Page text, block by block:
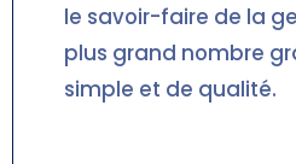
le savoir-faire de la
plus grand nombre
simple et de qualité.